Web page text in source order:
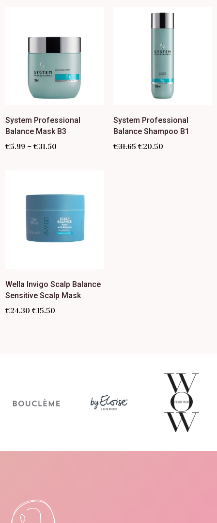
System Professional
Balance Mask B3
€5.99 –€31.50
System Professional
Balance Shampoo B1
€31.65 €20.50
Wella Invigo Scalp Balance
Sensitive Scalp Mask
€24.30 €15.50